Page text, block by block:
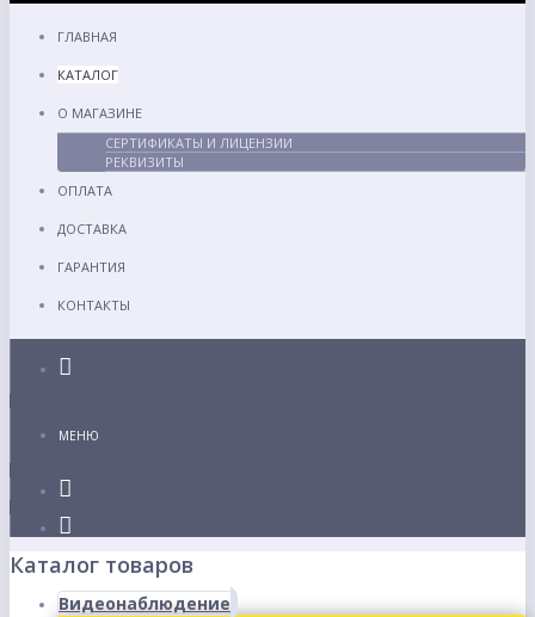
ГЛАВНАЯ
КАТАЛОГ
О МАГАЗИНЕ
СЕРТИФИКАТЫ И ЛИЦЕНЗИИ
РЕКВИЗИТЫ
ОПЛАТА
ДОСТАВКА
ГАРАНТИЯ
КОНТАКТЫ
МЕНЮ
Каталог товаров
Видеонаблюдение